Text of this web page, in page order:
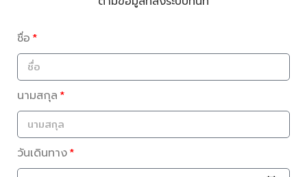
ชื่อ
นามสกุล
วันเดินทาง